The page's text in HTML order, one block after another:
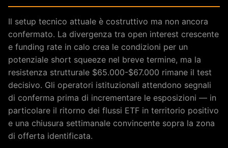
Il setup tecnico attuale è costruttivo ma non ancora
confermato. La divergenza tra open interest crescente
e funding rate in calo crea le condizioni per un
potenziale short squeeze nel breve termine, ma la
resistenza strutturale $65.000-$67.000 rimane il test
decisivo. Gli operatori istituzionali attendono segnali
di conferma prima di incrementare le esposizioni — in
particolare il ritorno dei flussi ETF in territorio positivo
e una chiusura settimanale convincente sopra la zona
di offerta identificata.